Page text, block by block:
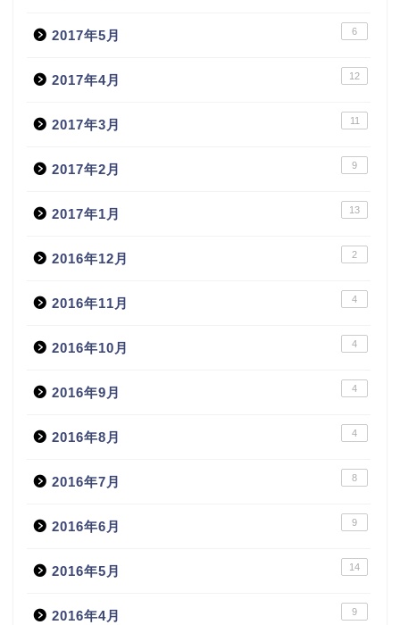
2017年5月 6
2017年4月 12
2017年3月 11
2017年2月 9
2017年1月 13
2016年12月 2
2016年11月 4
2016年10月 4
2016年9月 4
2016年8月 4
2016年7月 8
2016年6月 9
2016年5月 14
2016年4月 9